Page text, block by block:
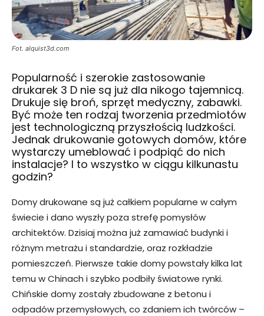
Fot. alquist3d.com
Popularność i szerokie zastosowanie
drukarek 3 D nie są już dla nikogo tajemnicą.
Drukuje się broń, sprzęt medyczny, zabawki.
Być może ten rodzaj tworzenia przedmiotów
jest technologiczną przyszłością ludzkości.
Jednak drukowanie gotowych domów, które
wystarczy umeblować i podpiąć do nich
instalacje? I to wszystko w ciągu kilkunastu
godzin?
Domy drukowane są już całkiem popularne w całym
świecie i dano wyszły poza strefę pomysłów
architektów. Dzisiaj można już zamawiać budynki i
różnym metrażu i standardzie, oraz rozkładzie
pomieszczeń. Pierwsze takie domy powstały kilka lat
temu w Chinach i szybko podbiły światowe rynki.
Chińskie domy zostały zbudowane z betonu i
odpadów przemysłowych, co zdaniem ich twórców –